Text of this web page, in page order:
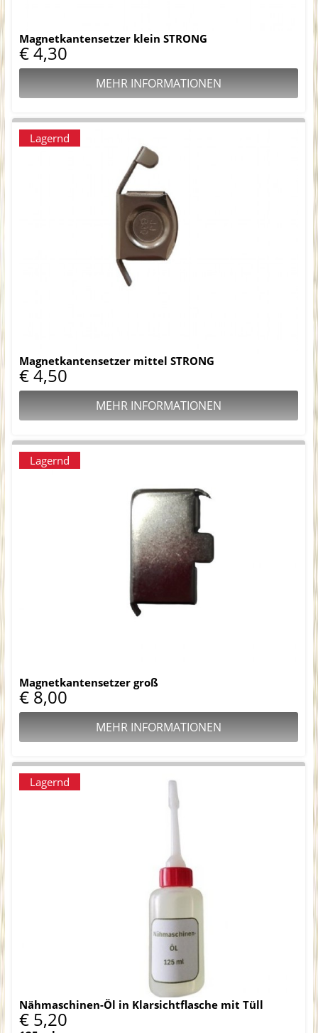
Magnetkantensetzer klein STRONG
€ 4,30
MEHR INFORMATIONEN
Lagernd
Magnetkantensetzer mittel STRONG
€ 4,50
MEHR INFORMATIONEN
Lagernd
Magnetkantensetzer groß
€ 8,00
MEHR INFORMATIONEN
Lagernd
Nähmaschinen-Öl in Klarsichtflasche mit Tüll
€ 5,20